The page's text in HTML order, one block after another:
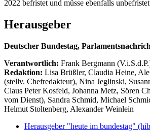
2022 befristet und müsse ebenfalls
Herausgeber
Deutscher Bundestag,
Verantwortlich: Frank Bergmann
Redaktion: Lisa Brüßler, Claudia Heine,
(stellv. Chefredakteur), Nina Jeglinski,
Claus Peter Kosfeld, Johanna Metz, Sören
vom Dienst), Sandra Schmid, Michael
Helmut Stoltenberg, Alexander Weinlein
Herausgeber "heute im bundestag"